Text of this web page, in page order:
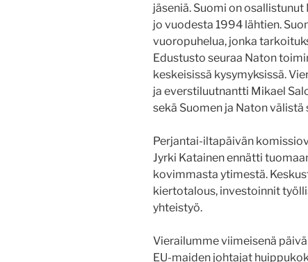
jäseniä. Suomi on
jo vuodesta 1994 lähtien.
vuoropuhelua, jonka
Edustusto seuraa Naton
keskeisissä kysymyksissä.
ja everstiluutnantti Mikael
sekä Suomen ja Naton välistä
Perjantai-iltapäivän
Jyrki Katainen ennätti
kovimmasta ytimestä.
kiertotalous, investoinnit
yhteistyö.
Vierailumme viimeisenä
EU-maiden johtajat